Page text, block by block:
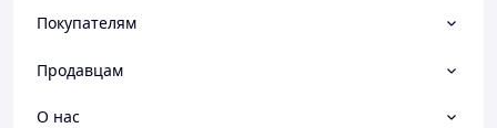
Покупателям
Продавцам
О нас